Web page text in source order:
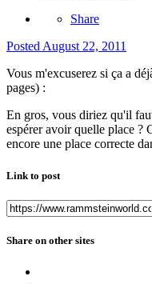
Share
Posted August 22, 2011
Vous m'excuserez si ça a
pages) :
En gros, vous diriez qu'il
espérer avoir quelle place ?
encore une place correcte
Link to post
Share on other sites